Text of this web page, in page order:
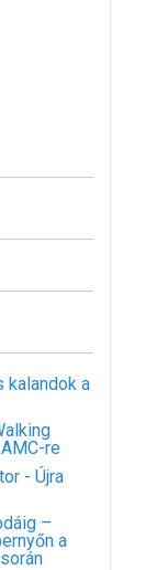
kalandok a
re
- Újra
–
a